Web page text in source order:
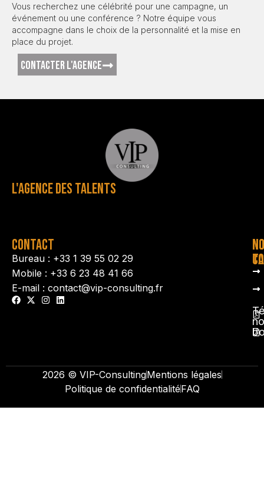
Vous recherchez une célébrité pour une campagne, un
événement ou une conférence ? Notre équipe vous
accompagne dans le choix de la personnalité et la mise en
place du projet.
CONTACTER L'AGENCE
L'AGENCE DES TALENTS
CONTACT
Bureau : +33 1 39 55 02 29
Mobile : +33 6 23 48 41 66
E-mail : contact@vip-consulting.fr
2026 © VIP-ConsultingMentions légales
Politique de confidentialitéFAQ